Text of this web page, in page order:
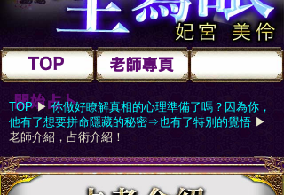
TOP▶︎你做好瞭解真相的心理準備了嗎？因為你，
他有了想要拼命隱藏的秘密⇒也有了特別的覺悟▶︎
老師介紹，占術介紹！